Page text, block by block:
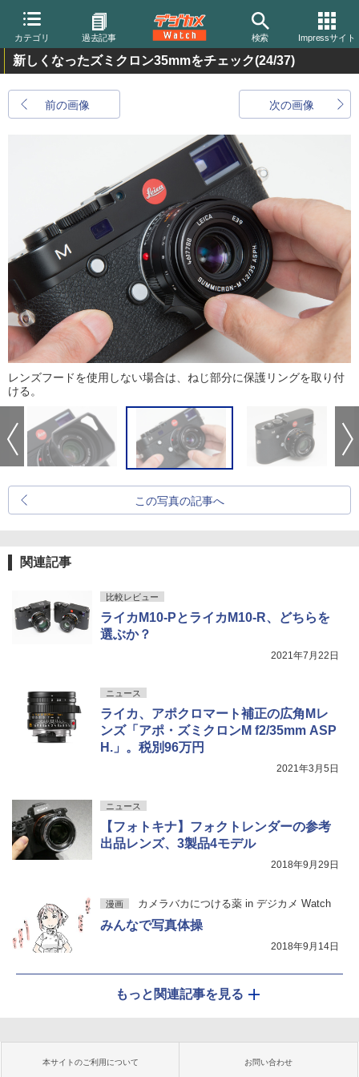
カテゴリ 過去記事 検索 Impressサイト
新しくなったズミクロン35mmをチェック(24/37)
前の画像 次の画像
レンズフードを使用しない場合は、ねじ部分に保護リングを取り付
ける。
この写真の記事へ
関連記事
比較レビュー
ライカM10-PとライカM10-R、どちらを
選ぶか？
2021年7月22日
ニュース
ライカ、アポクロマート補正の広角Mレ
ンズ「アポ・ズミクロンM f2/35mm ASP
H.」。税別96万円
2021年3月5日
ニュース
【フォトキナ】フォクトレンダーの参考
出品レンズ、3製品4モデル
2018年9月29日
漫画 カメラバカにつける薬 in デジカメ Watch
みんなで写真体操
2018年9月14日
もっと関連記事を見る
本サイトのご利用について お問い合わせ